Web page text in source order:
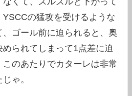
の猛攻を受けるような
ゴール前に迫られると、奥
られてしまって1点差に迫
のあたりでカターレは非常
ゃ。